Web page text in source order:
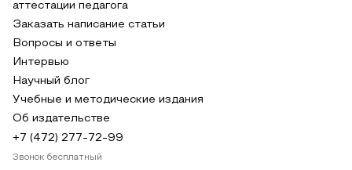
аттестации педагога
Заказать написание статьи
Вопросы и ответы
Интервью
Научный блог
Учебные и методические издания
Об издательстве
+7 (472) 277-72-99
Звонок бесплатный